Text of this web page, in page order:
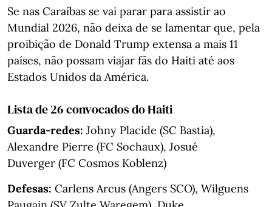
Se nas Caraíbas se vai parar para assistir ao
Mundial 2026, não deixa de se lamentar que, pela
proibição de Donald Trump extensa a mais 11
países, não possam viajar fãs do Haiti até aos
Estados Unidos da América.
Lista de 26 convocados do Haiti
Guarda-redes: Johny Placide (SC Bastia),
Alexandre Pierre (FC Sochaux), Josué
Duverger (FC Cosmos Koblenz)
Defesas: Carlens Arcus (Angers SCO), Wilguens